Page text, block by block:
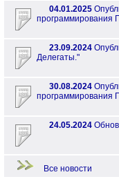
04.01.2025
программирования
23.09.2024
Делегаты."
30.08.2024
программирования
24.05.2024
Все новости